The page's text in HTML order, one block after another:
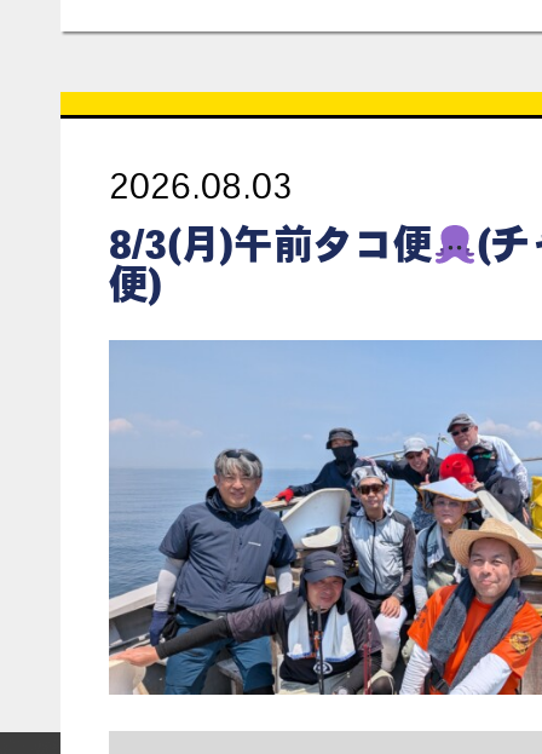
2026.08.03
8/3(月)午前タコ便
(チ
便)